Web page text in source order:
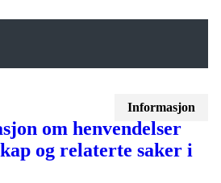
Informasjon
om henvendelser
og relaterte saker i